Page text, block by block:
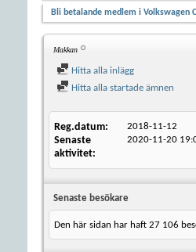
Bli betalande medlem i Volkswagen
Makkan
Hitta alla inlägg
Hitta alla startade ämnen
Reg.datum 2018-11-12
Senaste
aktivitet
2020-11-20
Senaste besökare
Den här sidan har haft 27 106